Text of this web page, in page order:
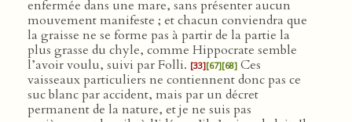
enfermée dans une mare, sans présenter aucun
mouvement manifeste ; et chacun conviendra que
la graisse ne se forme pas à partir de la partie la
plus grasse du chyle, comme Hippocrate semble
l’avoir voulu, suivi par Folli. [33][67][68] Ces
vaisseaux particuliers ne contiennent donc pas ce
suc blanc par accident, mais par un décret
permanent de la nature, et je ne suis pas